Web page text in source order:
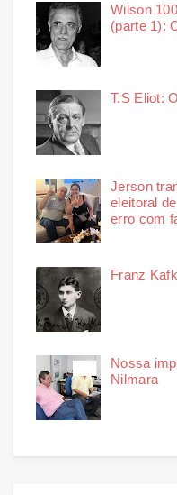
Wilson
(parte 1):
T.S Eliot:
Jerson
eleitoral
erro com
Franz
Nossa
Nilmara